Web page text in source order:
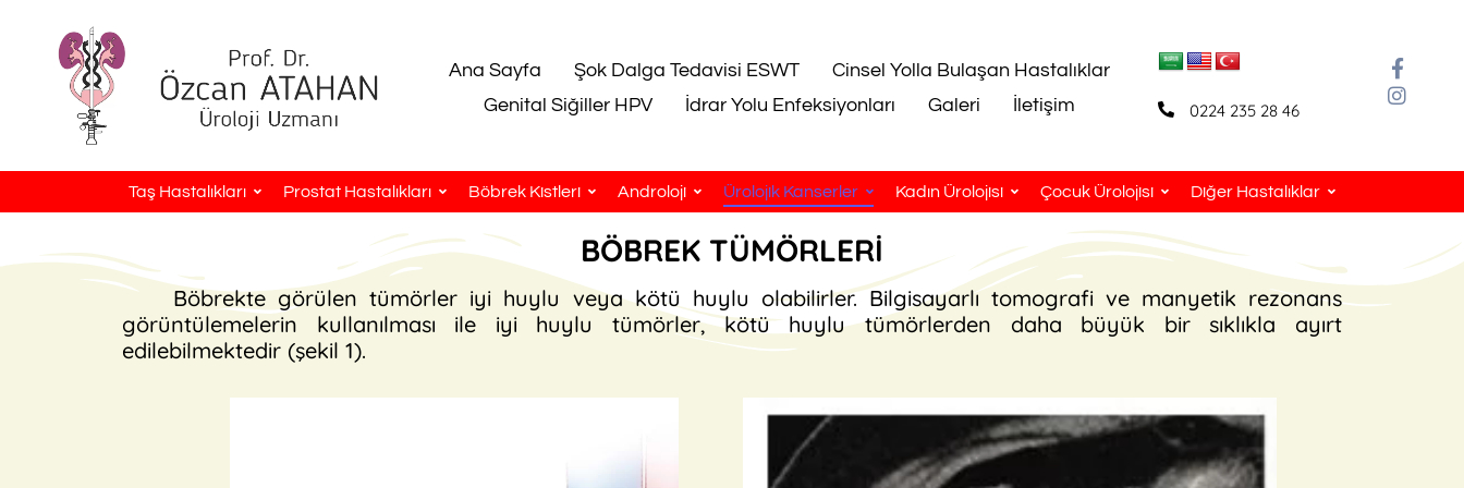
Ana Sayfa Şok Dalga Tedavisi ESWT
Cinsel Yolla Bulaşan Hastalıklar
Genital Siğiller HPV
İdrar Yolu Enfeksiyonları Galeri İletişim 0224 235 28 46
Taş Hastalıkları Prostat Hastalıkları Böbrek Kistleri Androloji Ürolojik Kanserler Kadın Ürolojisi Çocuk Ürolojisi Diğer Hastalıklar
BÖBREK TÜMÖRLERİ
Böbrekte görülen tümörler iyi huylu veya kötü huylu olabilirler. Bilgisayarlı tomografi ve manyetik rezonans
görüntülemelerin kullanılması ile iyi huylu tümörler, kötü huylu tümörlerden daha büyük bir sıklıkla ayırt
edilebilmektedir (şekil 1).